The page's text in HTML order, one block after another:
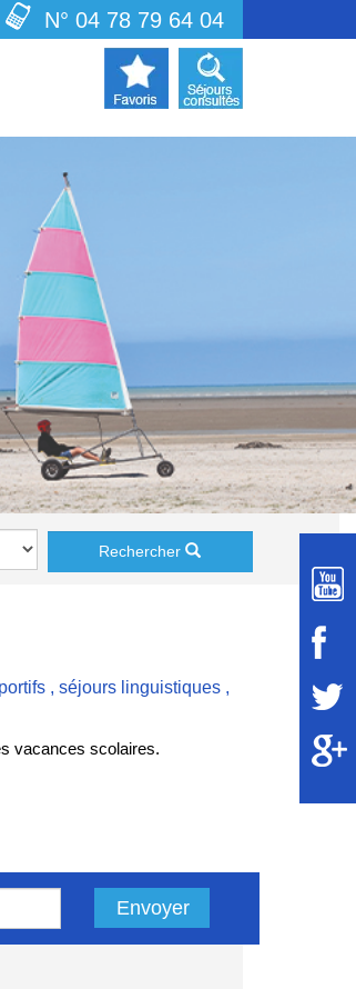
N° 04 78 79 64 04
Rechercher
, séjours linguistiques ,
vacances scolaires.
Envoyer